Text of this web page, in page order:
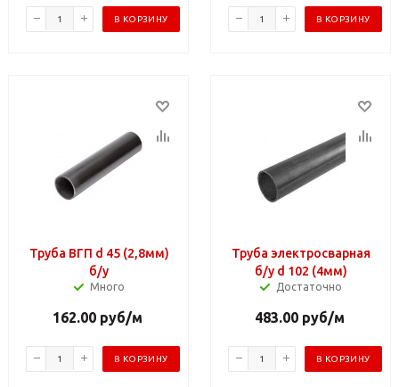
В КОРЗИНУ В КОРЗИНУ
Труба ВГП d 45 (2,8мм)
б/у
Много
162.00руб/м
В КОРЗИНУ
Труба электросварная
б/у d 102 (4мм)
Достаточно
483.00руб/м
В КОРЗИНУ